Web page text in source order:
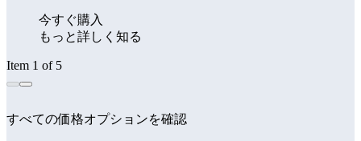
今すぐ購入
もっと詳しく知る
Item 1 of 5
すべての価格オプションを確認